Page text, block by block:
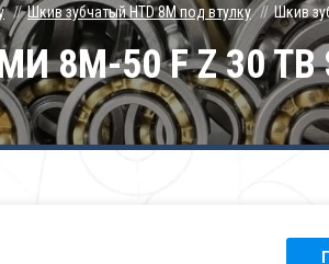
Шкив зубчатый HTD 8M под втулку Шкив
8M-50 F Z 30 TB